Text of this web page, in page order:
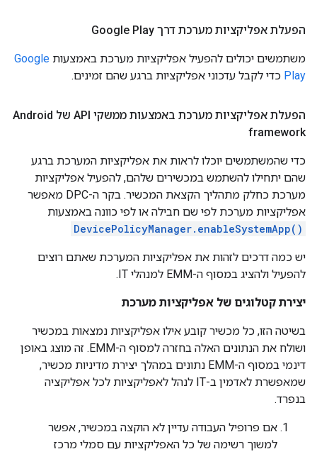
הפעלת אפליקציות מערכת דרך Google Play
משתמשים יכולים להפעיל אפליקציות מערכת באמצעות Google
Play כדי לקבל עדכוני אפליקציות ברגע שהם זמינים.
הפעלת אפליקציות מערכת באמצעות ממשקי API של Android
framework
כדי שהמשתמשים יוכלו לראות את אפליקציות המערכת ברגע
שהם יתחילו להשתמש במכשירים שלהם, להפעיל אפליקציות
מערכת כחלק מתהליך הקצאת המכשיר. בקר ה-DPC מאפשר
אפליקציות מערכת לפי שם חבילה או לפי כוונה באמצעות
DevicePolicyManager.enableSystemApp()
יש כמה דרכים לזהות את אפליקציות המערכת שאתם רוצים
להפעיל ולהציג במסוף ה-EMM למנהלי IT.
יצירת קטלוגים של אפליקציות מערכת
בשיטה הזו, כל מכשיר קובע אילו אפליקציות נמצאות במכשיר
ושולח את הנתונים האלה בחזרה למסוף ה-EMM. זה מוצג באופן
דינמי במסוף ה-EMM נתונים במהלך יצירת מדיניות מכשיר,
שמאפשרת לאדמין ב-IT לנהל לאפליקציות לכל אפליקציה
בנפרד.
אם פרופיל העבודה עדיין לא הוקצה במכשיר, אפשר
למשוך רשימה של כל האפליקציות עם סמלי מרכז